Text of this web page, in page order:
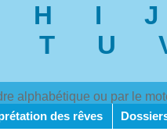
H I J
T U
alphabétique ou par le
des rêves